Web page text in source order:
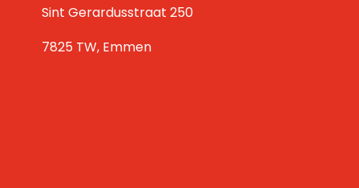
Sint Gerardusstraat 250
7825 TW, Emmen